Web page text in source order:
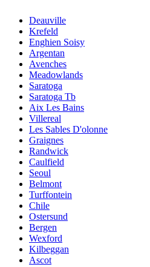
Deauville
Krefeld
Enghien Soisy
Argentan
Avenches
Meadowlands
Saratoga
Saratoga Tb
Aix Les Bains
Villereal
Les Sables D'olonne
Graignes
Randwick
Caulfield
Seoul
Belmont
Turffontein
Chile
Ostersund
Bergen
Wexford
Kilbeggan
Ascot